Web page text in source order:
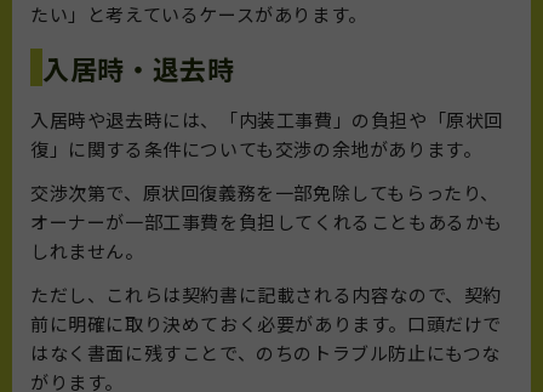
たい」と考えているケースがあります。
入居時・退去時
入居時や退去時には、「内装工事費」の負担や「原状回
復」に関する条件についても交渉の余地があります。
交渉次第で、原状回復義務を一部免除してもらったり、
オーナーが一部工事費を負担してくれることもあるかも
しれません。
ただし、これらは契約書に記載される内容なので、契約
前に明確に取り決めておく必要があります。口頭だけで
はなく書面に残すことで、のちのトラブル防止にもつな
がります。